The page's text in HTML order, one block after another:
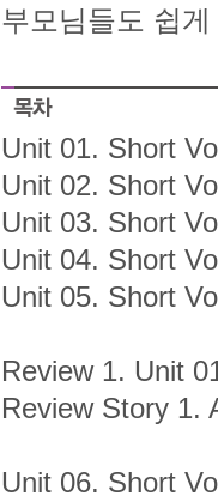
부모님들도 쉽
Unit 01. Short
Unit 02. Short
Unit 03. Short
Unit 04. Short
Unit 05. Short
Review 1. Unit
Review Story 1.
Unit 06. Short